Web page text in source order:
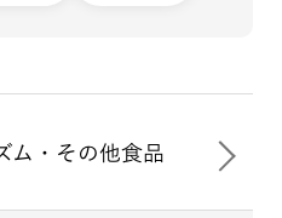
ム・その他食品